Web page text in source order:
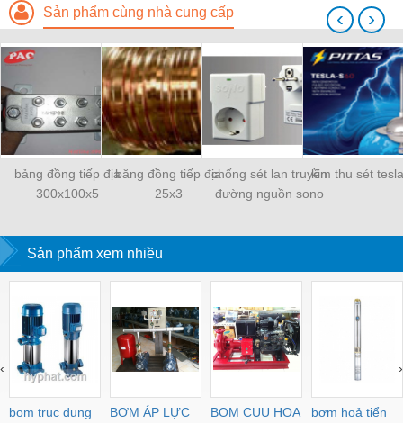
Sản phẩm cùng nhà cung cấp
bảng đồng tiếp địa
300x100x5
băng đồng tiếp địa
25x3
chống sét lan truyền
đường nguồn sono
kim thu sét
‹ ›
Sản phẩm xem nhiều
bom truc dung
BƠM ÁP LỰC
BOM CUU HOA
bơm hoả tiển
‹ ›